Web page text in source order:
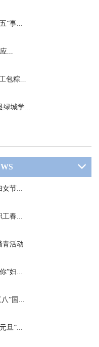
”事...
...
包粽...
绿城学...
女节...
工春...
青活动
”妇...
”国...
旦”...